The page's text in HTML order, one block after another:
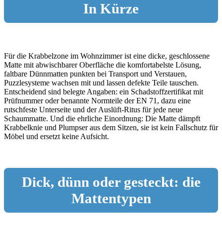
In Kürze
Für die Krabbelzone im Wohnzimmer ist eine dicke, geschlossene
Matte mit abwischbarer Oberfläche die komfortabelste Lösung,
faltbare Dünnmatten punkten bei Transport und Verstauen,
Puzzlesysteme wachsen mit und lassen defekte Teile tauschen.
Entscheidend sind belegte Angaben: ein Schadstoffzertifikat mit
Prüfnummer oder benannte Normteile der EN 71, dazu eine
rutschfeste Unterseite und der Auslüft-Ritus für jede neue
Schaummatte. Und die ehrliche Einordnung: Die Matte dämpft
Krabbelknie und Plumpser aus dem Sitzen, sie ist kein Fallschutz für
Möbel und ersetzt keine Aufsicht.
Dick, dünn oder gesteckt: die
Mattentypen